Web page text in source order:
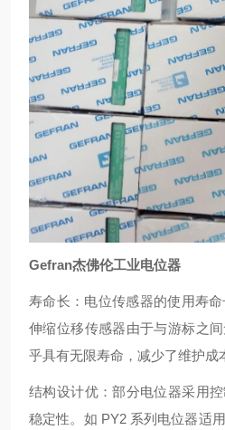
Gefran杰佛伦工业电位器
寿命长：电位传感器的使用寿
伸缩位移传感器由于与游标之
乎具有无限寿命，减少了维护成
结构设计优：部分电位器采用
稳定性。如 PY2 系列电位器适